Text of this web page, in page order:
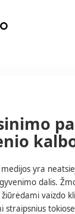
medijos yra
dalis.
vaizdo
straipsnius